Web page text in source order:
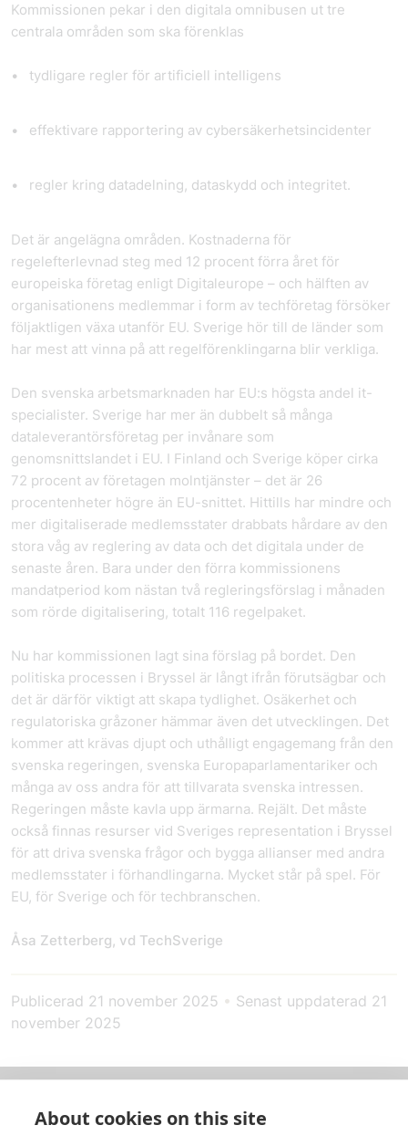
Kommissionen pekar i den digitala omnibusen ut tre
centrala områden som ska förenklas
tydligare regler för artificiell intelligens
effektivare rapportering av cybersäkerhetsincidenter
regler kring datadelning, dataskydd och integritet.
Det är angelägna områden. Kostnaderna för
regelefterlevnad steg med 12 procent förra året för
europeiska företag enligt Digitaleurope – och hälften av
organisationens medlemmar i form av techföretag försöker
följaktligen växa utanför EU. Sverige hör till de länder som
har mest att vinna på att regelförenklingarna blir verkliga.
Den svenska arbetsmarknaden har EU:s högsta andel it-
specialister. Sverige har mer än dubbelt så många
dataleverantörsföretag per invånare som
genomsnittslandet i EU. I Finland och Sverige köper cirka
72 procent av företagen molntjänster – det är 26
procentenheter högre än EU-snittet. Hittills har mindre och
mer digitaliserade medlemsstater drabbats hårdare av den
stora våg av reglering av data och det digitala under de
senaste åren. Bara under den förra kommissionens
mandatperiod kom nästan två regleringsförslag i månaden
som rörde digitalisering, totalt 116 regelpaket.
Nu har kommissionen lagt sina förslag på bordet. Den
politiska processen i Bryssel är långt ifrån förutsägbar och
det är därför viktigt att skapa tydlighet. Osäkerhet och
regulatoriska gråzoner hämmar även det utvecklingen. Det
kommer att krävas djupt och uthålligt engagemang från den
svenska regeringen, svenska Europaparlamentariker och
många av oss andra för att tillvarata svenska intressen.
Regeringen måste kavla upp ärmarna. Rejält. Det måste
också finnas resurser vid Sveriges representation i Bryssel
för att driva svenska frågor och bygga allianser med andra
medlemsstater i förhandlingarna. Mycket står på spel. För
EU, för Sverige och för techbranschen.
Åsa Zetterberg, vd TechSverige
Publicerad 21 november 2025 • Senast uppdaterad 21
november 2025
About cookies on this site